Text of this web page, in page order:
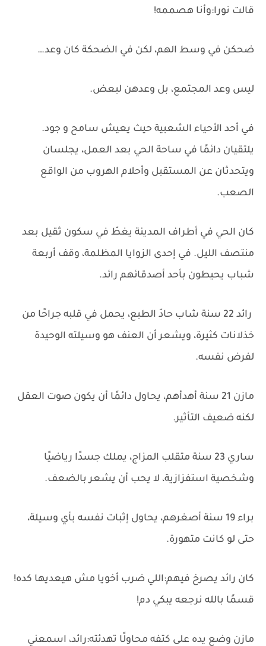
قالت نورا:وأنا هصممه!
ضحكن في وسط الهم، لكن في الضحكة كان وعد…
ليس وعد المجتمع، بل وعدهن لبعض.
في أحد الأحياء الشعبية حيث يعيش سامح و جود.
يلتقيان دائمًا في ساحة الحي بعد العمل، يجلسان
ويتحدثان عن المستقبل وأحلام الهروب من الواقع
الصعب.
كان الحي في أطراف المدينة يغطّ في سكون ثقيل بعد
منتصف الليل. في إحدى الزوايا المظلمة، وقف أربعة
شباب يحيطون بأحد أصدقائهم رائد.
رائد 22 سنة شاب حادّ الطبع، يحمل في قلبه جراحًا من
خذلانات كثيرة، ويشعر أن العنف هو وسيلته الوحيدة
لفرض نفسه.
مازن 21 سنة أهدأهم، يحاول دائمًا أن يكون صوت العقل
لكنه ضعيف التأثير.
ساري 23 سنة متقلب المزاج، يملك جسدًا رياضيًا
وشخصية استفزازية، لا يحب أن يشعر بالضعف.
براء 19 سنة أصغرهم، يحاول إثبات نفسه بأي وسيلة،
حتى لو كانت متهورة.
كان رائد يصرخ فيهم:اللي ضرب أخويا مش هيعديها كده!
قسمًا بالله نرجعه يبكي دم!
مازن وضع يده على كتفه محاولًا تهدئته:رائد، اسمعني